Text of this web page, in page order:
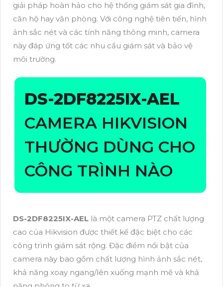
giải pháp hoàn hảo cho hệ thống giám sát gia đình,
căn hộ hay văn phòng. Với công nghệ tiên tiến, hình
ảnh sắc nét và các tính năng thông minh, camera
này đáp ứng tốt các nhu cầu giám sát và bảo vệ
môi trường.
DS-2DF8225IX-AEL
CAMERA HIKVISION
THƯỜNG DÙNG CHO
CÔNG TRÌNH NÀO
DS-2DF8225IX-AEL là một camera PTZ chất lượng
cao của Hikvision được thiết kế đặc biệt cho các
công trình giám sát rộng. Đặc điểm nổi bật của
camera này bao gồm chất lượng hình ảnh sắc nét,
khả năng xoay ngang/lên xuống mạnh mẽ và khả